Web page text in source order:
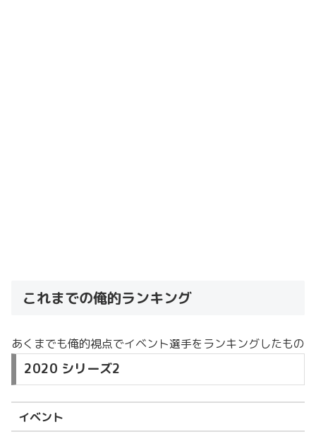
これまでの俺的ランキング
あくまでも俺的視点でイベント選手をランキングしたもの
2020 シリーズ2
イベント